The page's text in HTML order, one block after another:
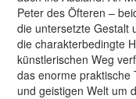
Peter des Öfteren –
die untersetzte Gestalt
die charakterbedingte
künstlerischen Weg
das enorme praktische
und geistigen Welt um